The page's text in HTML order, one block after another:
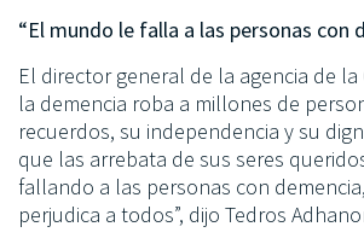
“El mundo le falla a las personas con
El director general de la agencia de
la demencia roba a millones de
recuerdos, su independencia y su
que las arrebata de sus seres
fallando a las personas con
perjudica a todos”, dijo Tedros